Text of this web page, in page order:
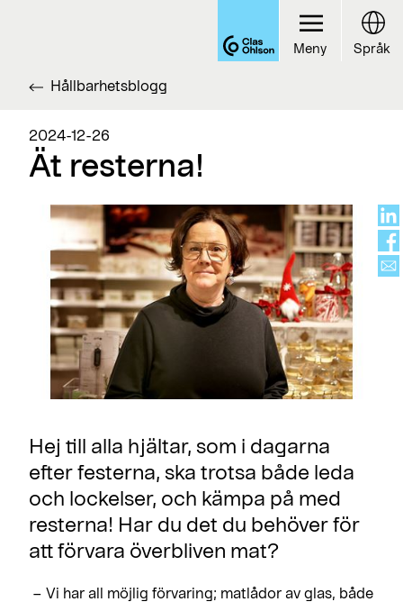
Hållbarhetsblogg
2024-12-26
Ät resterna!
Hej till alla hjältar, som i dagarna
efter festerna, ska trotsa både leda
och lockelser, och kämpa på med
resterna! Har du det du behöver för
att förvara överbliven mat?
– Vi har all möjlig förvaring; matlådor av glas, både
Meny Språk